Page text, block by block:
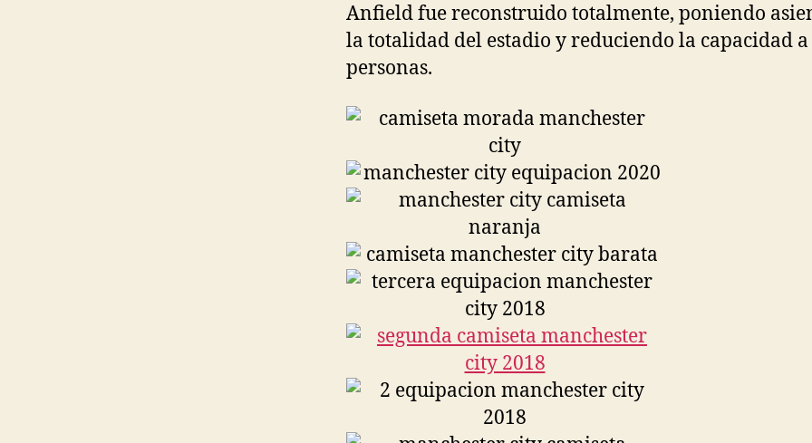
Anfield fue reconstruido totalmente, poniendo
la totalidad del estadio y reduciendo la capacidad a
personas.